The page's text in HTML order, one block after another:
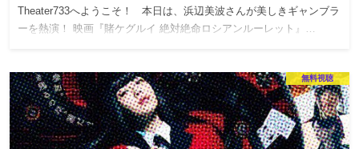
Theater733へようこそ！ 本日は、浜辺美波さんが美しきギャンブラ
ーを熱演！ 映画『賭ケグルイ 絶対絶命ロシアンルーレット』…
無料視聴